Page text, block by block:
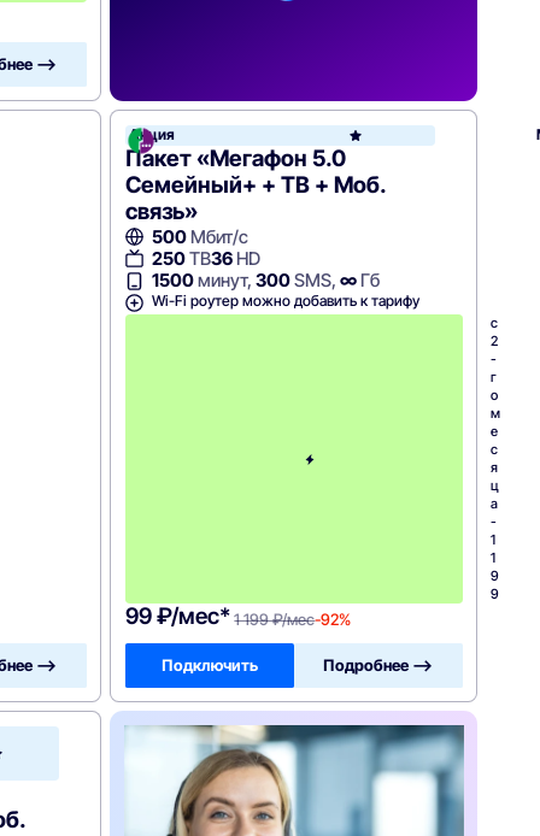
—>
—>
Акция
Пакет «Мегафон 5.0
Семейный+ + ТВ + Моб.
связь»
500 Мбит/с
250ТВ36 HD
1500минут,300SMS,∞ Гб
Wi-Fi роутер можно добавить к тарифу
с
2
-
г
о
м
е
с
я
ц
а
-
1
1
9
9
99 ₽/мес* 1 199 ₽/мес-92%
Подключить Подробнее —>
МегаФон